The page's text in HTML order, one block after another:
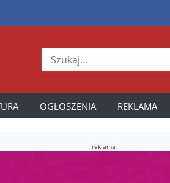
OGŁOSZENIA REKLAMA
reklama